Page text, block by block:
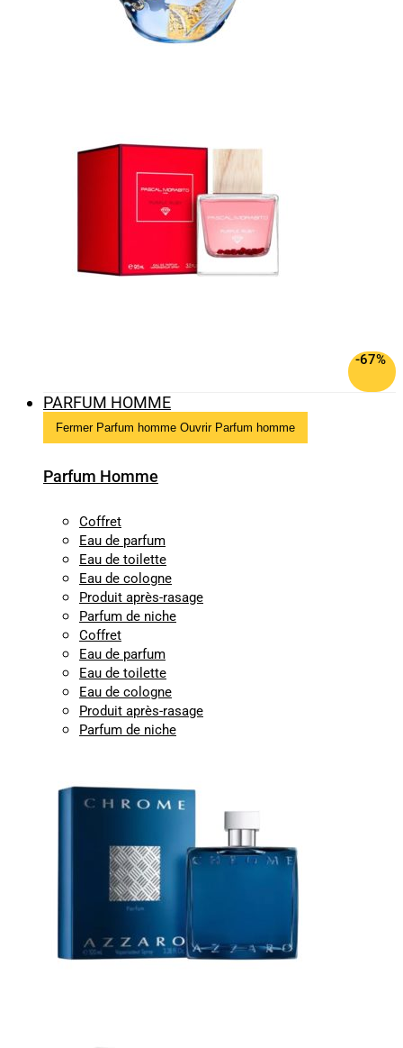
-67%
PARFUM HOMME
Fermer Parfum homme Ouvrir Parfum homme
Parfum Homme
Coffret
Eau de parfum
Eau de toilette
Eau de cologne
Produit après-rasage
Parfum de niche
Coffret
Eau de parfum
Eau de toilette
Eau de cologne
Produit après-rasage
Parfum de niche